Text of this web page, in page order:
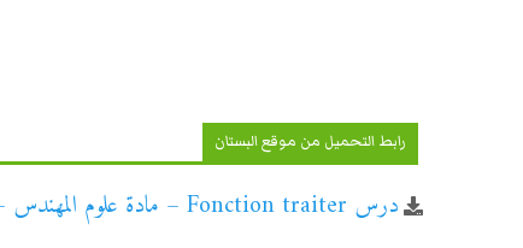
رابط التحميل من موقع البستان
درس Fonction traiter – مادة علوم المهندس – جذع مشترك تكنولوجي